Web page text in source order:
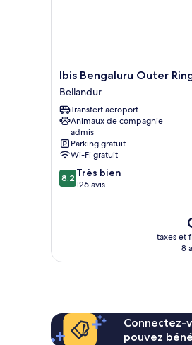
Ibis
Bengaluru
Outer
Ring
Road
Bellandur
Ibis Bengaluru Outer
Bellandur
Transfert aéroport
Animaux de compagnie
admis
Parking gratuit
Wi-Fi gratuit
8.2
sur
8,2 Très bien
126 avis
taxes et
8
Connectez-
pouvez